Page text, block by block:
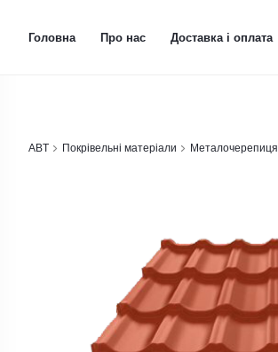
Головна Про нас Доставка і оплата
ABT Покрівельні матеріали Металочерепиця